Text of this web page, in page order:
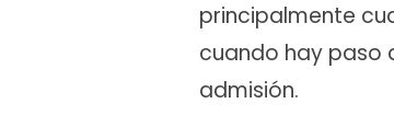
principalmente
cuando hay paso
admisión.